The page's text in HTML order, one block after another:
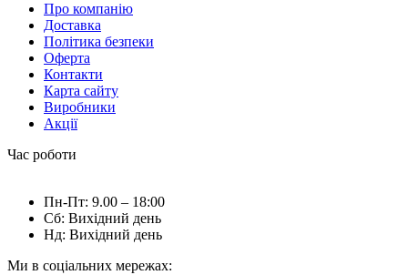
Про компанію
Доставка
Політика безпеки
Оферта
Контакти
Карта сайту
Виробники
Акції
Час роботи
Пн-Пт: 9.00 – 18:00
Сб: Вихідний день
Нд: Вихідний день
Ми в соціальних мережах: